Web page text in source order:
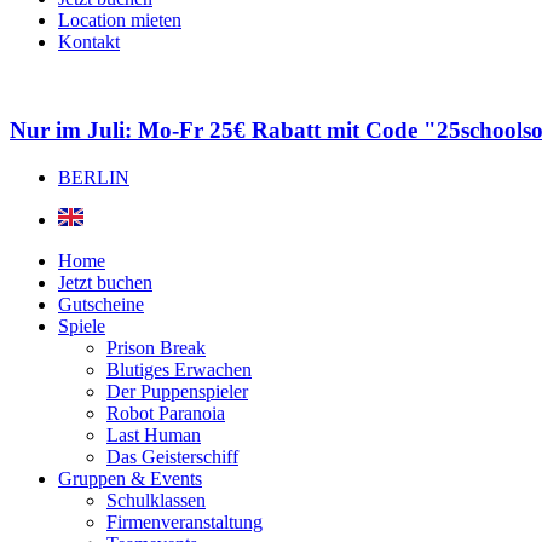
Location mieten
Kontakt
Nur im Juli: Mo-Fr 25€ Rabatt mit Code
BERLIN
Home
Jetzt buchen
Gutscheine
Spiele
Prison Break
Blutiges Erwachen
Der Puppenspieler
Robot Paranoia
Last Human
Das Geisterschiff
Gruppen & Events
Schulklassen
Firmenveranstaltung